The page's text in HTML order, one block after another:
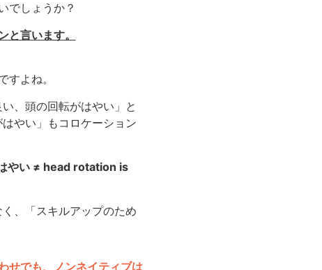
でしょうか？
言います。
よね。
、頭の回転がはやい」と
やい」もコロケーション
やい ≠ head rotation is
、「スキルアップのため
せでも、ノンネイティブは